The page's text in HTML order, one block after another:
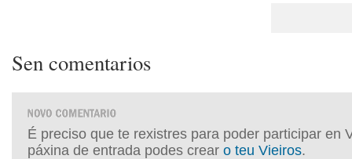
Sen comentarios
É preciso que te rexistres para poder participar en
páxina de entrada podes crear o teu Vieiros.